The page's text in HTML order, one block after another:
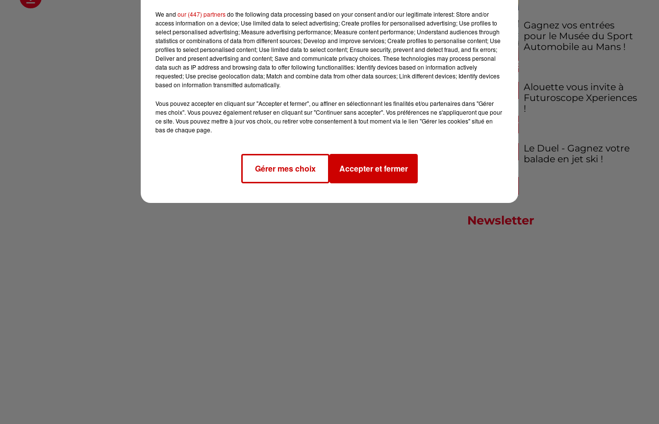
Gagnez vos entrées
pour le Musée du Sport
Automobile au Mans !
Alouette vous invite à
Futuroscope Xperiences
!
Le Duel - Gagnez votre
balade en jet ski !
Newsletter
We and our (447) partnersdo the following data processing based on your consent and/or our legitimate interest: Store and/or
access information on a device; Use limited data to select advertising; Create profiles for personalised advertising; Use profiles to
select personalised advertising; Measure advertising performance; Measure content performance; Understand audiences through
statistics or combinations of data from different sources; Develop and improve services; Create profiles to personalise content; Use
profiles to select personalised content; Use limited data to select content; Ensure security, prevent and detect fraud, and fix errors;
Deliver and present advertising and content; Save and communicate privacy choices. These technologies may process personal
data such as IP address and browsing data to offer following functionalities: Identify devices based on information actively
requested; Use precise geolocation data; Match and combine data from other data sources; Link different devices; Identify devices
based on information transmitted automatically.
Vous pouvez accepter en cliquant sur "Accepter et fermer", ou affiner en sélectionnant les finalités et/ou partenaires dans "Gérer
mes choix". Vous pouvez également refuser en cliquant sur "Continuer sans accepter". Vos préférences ne s'appliqueront que pour
ce site. Vous pouvez mettre à jour vos choix, ou retirer votre consentement à tout moment via le lien "Gérer les cookies" situé en
bas de chaque page.
Gérer mes choix Accepter et fermer